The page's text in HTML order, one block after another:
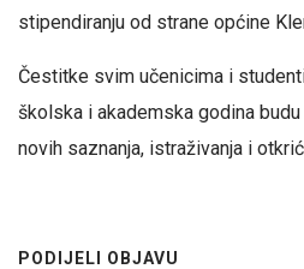
stipendiranju od strane općine
Čestitke svim učenicima i
školska i akademska godina
novih saznanja, istraživanja i
PODIJELI OBJAVU